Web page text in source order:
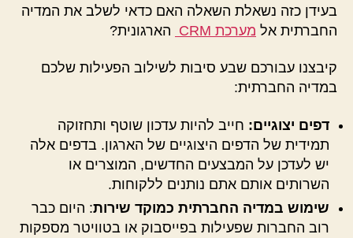
בעידן כזה נשאלת השאלה האם כדאי לשלב את המדיה
החברתית אל מערכת CRM הארגונית?
קיבצנו עבורכם שבע סיבות לשילוב הפעילות שלכם
במדיה החברתית:
דפים יצוגיים: חייב להיות עדכון שוטף ותחזוקה
תמידית של הדפים היצוגיים של הארגון. בדפים אלה
יש לעדכן על המבצעים החדשים, המוצרים או
השרותים אותם אתם נותנים ללקוחות.
שימוש במדיה החברתית כמוקד שירות: היום כבר
רוב החברות שפעילות בפייסבוק או בטוויטר מספקות